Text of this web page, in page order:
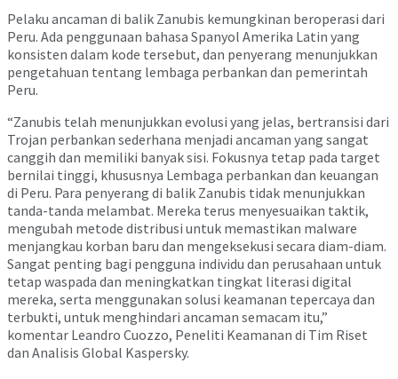
Pelaku ancaman di balik Zanubis kemungkinan beroperasi dari
Peru. Ada penggunaan bahasa Spanyol Amerika Latin yang
konsisten dalam kode tersebut, dan penyerang menunjukkan
pengetahuan tentang lembaga perbankan dan pemerintah
Peru.
“Zanubis telah menunjukkan evolusi yang jelas, bertransisi dari
Trojan perbankan sederhana menjadi ancaman yang sangat
canggih dan memiliki banyak sisi. Fokusnya tetap pada target
bernilai tinggi, khususnya Lembaga perbankan dan keuangan
di Peru. Para penyerang di balik Zanubis tidak menunjukkan
tanda-tanda melambat. Mereka terus menyesuaikan taktik,
mengubah metode distribusi untuk memastikan malware
menjangkau korban baru dan mengeksekusi secara diam-diam.
Sangat penting bagi pengguna individu dan perusahaan untuk
tetap waspada dan meningkatkan tingkat literasi digital
mereka, serta menggunakan solusi keamanan tepercaya dan
terbukti, untuk menghindari ancaman semacam itu,”
komentar Leandro Cuozzo, Peneliti Keamanan di Tim Riset
dan Analisis Global Kaspersky.